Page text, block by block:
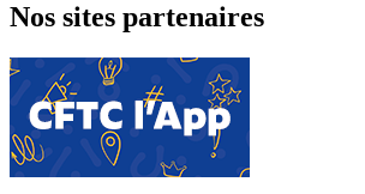
Nos sites partenaires